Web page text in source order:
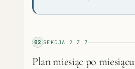
02 SEKCJA 2 Z7
Plan miesiąc po miesiącu